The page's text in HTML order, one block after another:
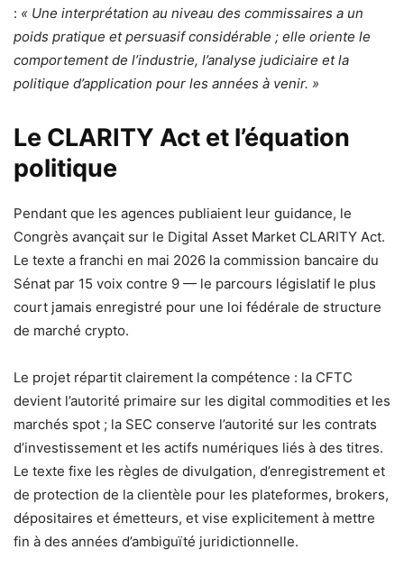
: « Une interprétation au niveau des commissaires a un
poids pratique et persuasif considérable ; elle oriente le
comportement de l’industrie, l’analyse judiciaire et la
politique d’application pour les années à venir. »
Le CLARITY Act et l’équation
politique
Pendant que les agences publiaient leur guidance, le
Congrès avançait sur le Digital Asset Market CLARITY Act.
Le texte a franchi en mai 2026 la commission bancaire du
Sénat par 15 voix contre 9 — le parcours législatif le plus
court jamais enregistré pour une loi fédérale de structure
de marché crypto.
Le projet répartit clairement la compétence : la CFTC
devient l’autorité primaire sur les digital commodities et les
marchés spot ; la SEC conserve l’autorité sur les contrats
d’investissement et les actifs numériques liés à des titres.
Le texte fixe les règles de divulgation, d’enregistrement et
de protection de la clientèle pour les plateformes, brokers,
dépositaires et émetteurs, et vise explicitement à mettre
fin à des années d’ambiguïté juridictionnelle.